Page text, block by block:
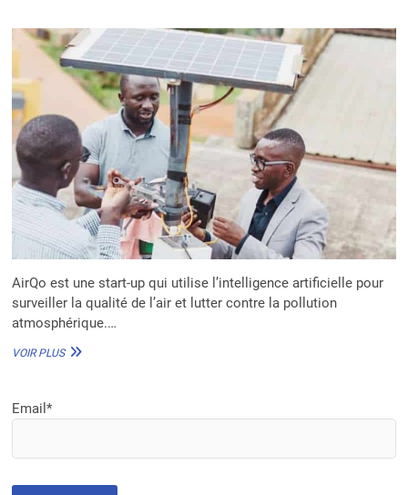
AirQo est une start-up qui utilise l’intelligence artificielle pour
surveiller la qualité de l’air et lutter contre la pollution
atmosphérique.…
VOIR PLUSAIRQO
Email*